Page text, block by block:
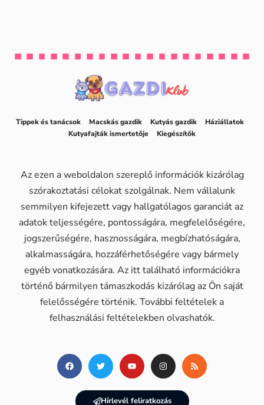
Tippek és tanácsok Macskás gazdik Kutyás gazdik
Háziállatok
Kutyafajták ismertetője
Kiegészítők
Az ezen a weboldalon szereplő információk kizárólag
szórakoztatási célokat szolgálnak. Nem vállalunk
semmilyen kifejezett vagy hallgatólagos garanciát az
adatok teljességére, pontosságára, megfelelőségére,
jogszerűségére, hasznosságára, megbízhatóságára,
alkalmasságára, hozzáférhetőségére vagy bármely
egyéb vonatkozására. Az itt található információkra
történő bármilyen támaszkodás kizárólag az Ön saját
felelősségére történik. További feltételek a
felhasználási feltételekben olvashatók.
Hírlevél feliratkozás